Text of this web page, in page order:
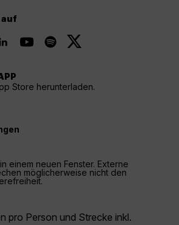
auf
Store herunterladen.
einem neuen Fenster. Externe
möglicherweise nicht den
pro Person und Strecke inkl.